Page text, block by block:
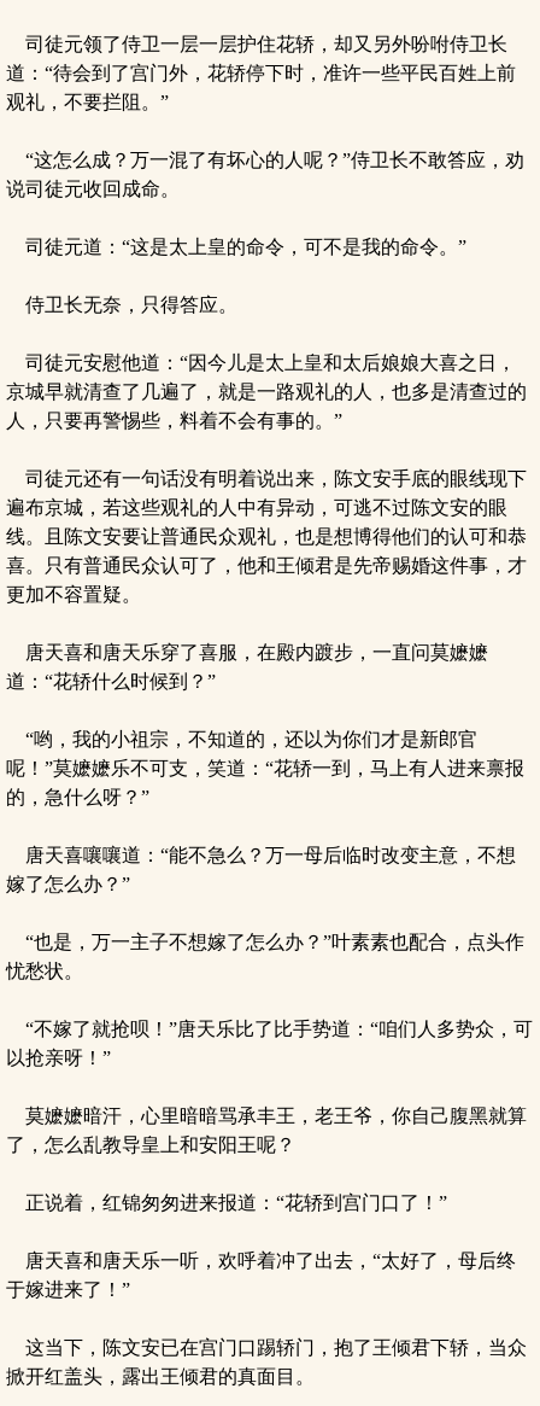
司徒元领了侍卫一层一层护住花轿，却又另外吩咐侍卫长
道：“待会到了宫门外，花轿停下时，准许一些平民百姓上前
观礼，不要拦阻。”
“这怎么成？万一混了有坏心的人呢？”侍卫长不敢答应，劝
说司徒元收回成命。
司徒元道：“这是太上皇的命令，可不是我的命令。”
侍卫长无奈，只得答应。
司徒元安慰他道：“因今儿是太上皇和太后娘娘大喜之日，
京城早就清查了几遍了，就是一路观礼的人，也多是清查过的
人，只要再警惕些，料着不会有事的。”
司徒元还有一句话没有明着说出来，陈文安手底的眼线现下
遍布京城，若这些观礼的人中有异动，可逃不过陈文安的眼
线。且陈文安要让普通民众观礼，也是想博得他们的认可和恭
喜。只有普通民众认可了，他和王倾君是先帝赐婚这件事，才
更加不容置疑。
唐天喜和唐天乐穿了喜服，在殿内踱步，一直问莫嬷嬷
道：“花轿什么时候到？”
“哟，我的小祖宗，不知道的，还以为你们才是新郎官
呢！”莫嬷嬷乐不可支，笑道：“花轿一到，马上有人进来禀报
的，急什么呀？”
唐天喜嚷嚷道：“能不急么？万一母后临时改变主意，不想
嫁了怎么办？”
“也是，万一主子不想嫁了怎么办？”叶素素也配合，点头作
忧愁状。
“不嫁了就抢呗！”唐天乐比了比手势道：“咱们人多势众，可
以抢亲呀！”
莫嬷嬷暗汗，心里暗暗骂承丰王，老王爷，你自己腹黑就算
了，怎么乱教导皇上和安阳王呢？
正说着，红锦匆匆进来报道：“花轿到宫门口了！”
唐天喜和唐天乐一听，欢呼着冲了出去，“太好了，母后终
于嫁进来了！”
这当下，陈文安已在宫门口踢轿门，抱了王倾君下轿，当众
掀开红盖头，露出王倾君的真面目。